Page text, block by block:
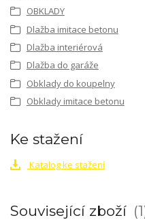
OBKLADY
Dlažba imitace betonu
Dlažba interiérová
Dlažba do garáže
Obklady do koupelny
Obklady imitace betonu
Ke stažení
Katalog ke stažení
Související zboží 1